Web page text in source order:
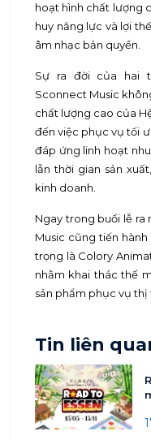
hoạt hình chất lượng
huy năng lực và lợi
âm nhạc bản quyền.
Sự ra đời của hai
Sconnect Music
chất lượng cao của
đến việc phục vụ tối
đáp ứng linh hoạt
lẫn thời gian sản
kinh doanh.
Ngay trong buổi lễ
Music cũng tiến
trọng là Colory
nhằm khai thác thế
sản phẩm phục vụ
Tin liên